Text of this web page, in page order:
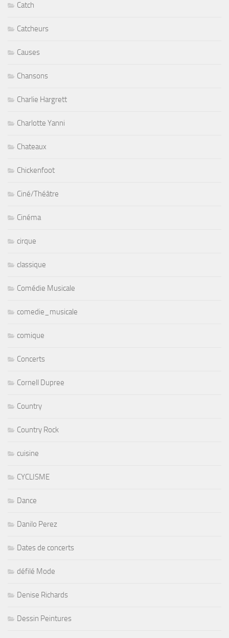
Catch
Catcheurs
Causes
Chansons
Charlie Hargrett
Charlotte Yanni
Chateaux
Chickenfoot
Ciné/Théâtre
Cinéma
cirque
classique
Comédie Musicale
comedie_musicale
comique
Concerts
Cornell Dupree
Country
Country Rock
cuisine
CYCLISME
Dance
Danilo Perez
Dates de concerts
défilé Mode
Denise Richards
Dessin Peintures